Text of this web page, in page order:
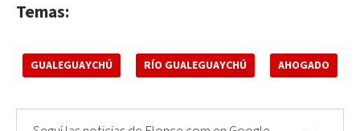
Temas:
GUALEGUAYCHÚ RÍO GUALEGUAYCHÚ AHOGADO